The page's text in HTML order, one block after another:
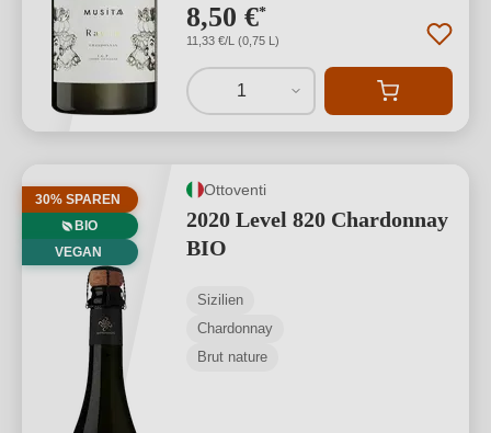
8,50 €*
11,33 €/L (0,75 L)
1
30% SPAREN
BIO
VEGAN
Ottoventi
2020 Level 820 Chardonnay
BIO
Sizilien
Chardonnay
Brut nature